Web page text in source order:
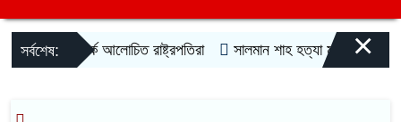
সর্বশেষ:বিতর্কে আলোচিত রাষ্ট্রপতিরা সালমান শাহ হত্যা মামলায়×